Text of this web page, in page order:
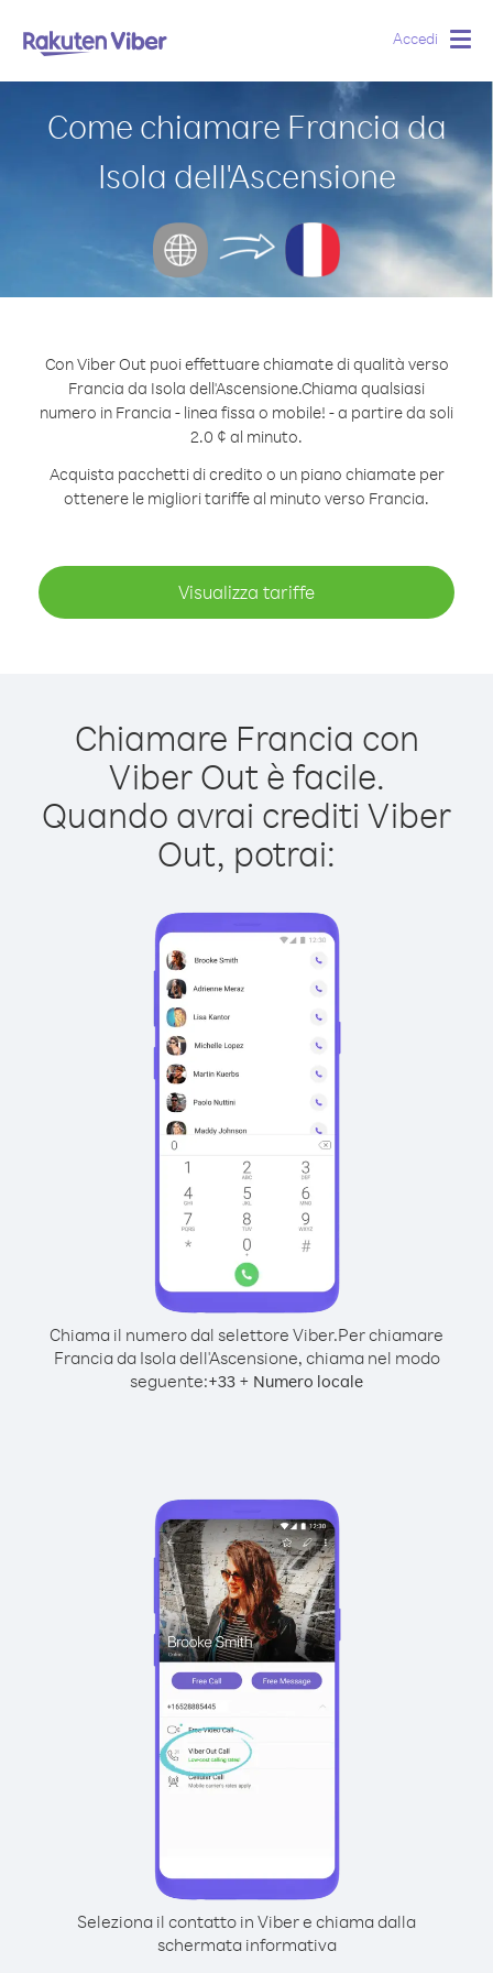
Accedi
Come chiamare Francia da
Isola dell'Ascensione
Con Viber Out puoi effettuare chiamate di qualità verso
Francia da Isola dell'Ascensione.Chiama qualsiasi
numero in Francia - linea fissa o mobile! - a partire da soli
2.0 ¢ al minuto.
Acquista pacchetti di credito o un piano chiamate per
ottenere le migliori tariffe al minuto verso Francia.
Visualizza tariffe
Chiamare Francia con
Viber Out è facile.
Quando avrai crediti Viber
Out, potrai:
Chiama il numero dal selettore Viber.Per chiamare
Francia da Isola dell'Ascensione, chiama nel modo
seguente:+33 + Numero locale
Seleziona il contatto in Viber e chiama dalla
schermata informativa